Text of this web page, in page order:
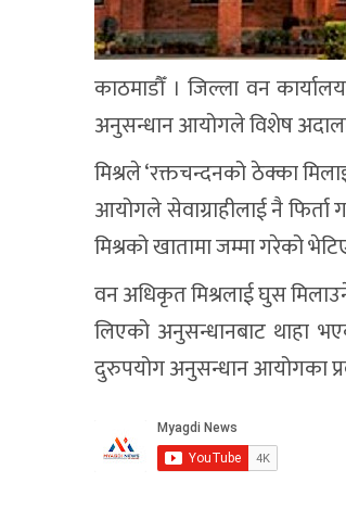
काठमाडौँ । जिल्ला वन
अनुसन्धान आयोगले विशेष
मिश्रले ‘रक्तचन्दनको ठेक्का
आयोगले सेवाग्राहीलाई नै
मिश्रको खातामा जम्मा गरेको
वन अधिकृत मिश्रलाई घुस
लिएको अनुसन्धानबाट थाहा
दुरुपयोग अनुसन्धान आयोगका